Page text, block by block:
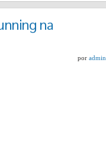
na
por admin